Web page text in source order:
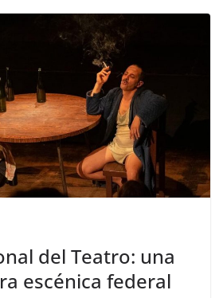
del Teatro: una
escénica federal